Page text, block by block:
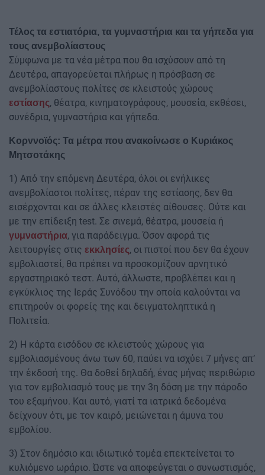
Τέλος τα εστιατόρια, τα γυμναστήρια και τα γήπεδα για
τους ανεμβολίαστους
Σύμφωνα με τα νέα μέτρα που θα ισχύσουν από τη
Δευτέρα, απαγορεύεται πλήρως η πρόσβαση σε
ανεμβολίαστους πολίτες σε κλειστούς χώρους
εστίασης, θέατρα, κινηματογράφους, μουσεία, εκθέσει,
συνέδρια, γυμναστήρια και γήπεδα.
Κορvνοϊός: Τα μέτρα που ανακοίνωσε ο Κυριάκος
Μητσοτάκης
1) Από την επόμενη Δευτέρα, όλοι οι ενήλικες
ανεμβολίαστοι πολίτες, πέραν της εστίασης, δεν θα
εισέρχονται και σε άλλες κλειστές αίθουσες. Ούτε και
με την επίδειξη test. Σε σινεμά, θέατρα, μουσεία ή
γυμναστήρια, για παράδειγμα. Όσον αφορά τις
λειτουργίες στις εκκλησίες, οι πιστοί που δεν θα έχουν
εμβολιαστεί, θα πρέπει να προσκομίζουν αρνητικό
εργαστηριακό τεστ. Αυτό, άλλωστε, προβλέπει και η
εγκύκλιος της Ιεράς Συνόδου την οποία καλούνται να
επιτηρούν οι φορείς της και δειγματοληπτικά η
Πολιτεία.
2) Η κάρτα εισόδου σε κλειστούς χώρους για
εμβολιασμένους άνω των 60, παύει να ισχύει 7 μήνες απ’
την έκδοσή της. Θα δοθεί δηλαδή, ένας μήνας περιθώριο
για τον εμβολιασμό τους με την 3η δόση με την πάροδο
του εξαμήνου. Και αυτό, γιατί τα ιατρικά δεδομένα
δείχνουν ότι, με τον καιρό, μειώνεται η άμυνα του
εμβολίου.
3) Στον δημόσιο και ιδιωτικό τομέα επεκτείνεται το
κυλιόμενο ωράριο. Ώστε να αποφεύγεται ο συνωστισμός,